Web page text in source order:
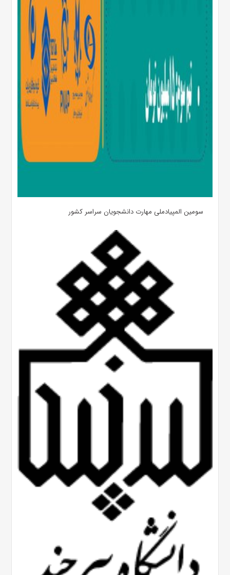
سومین المپیادملی مهارت دانشجویان سراسر کشور